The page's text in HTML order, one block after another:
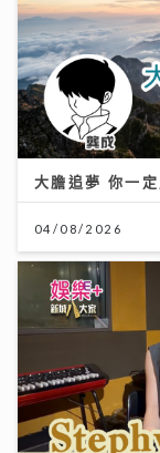
大膽追夢 你一定
04/08/2026